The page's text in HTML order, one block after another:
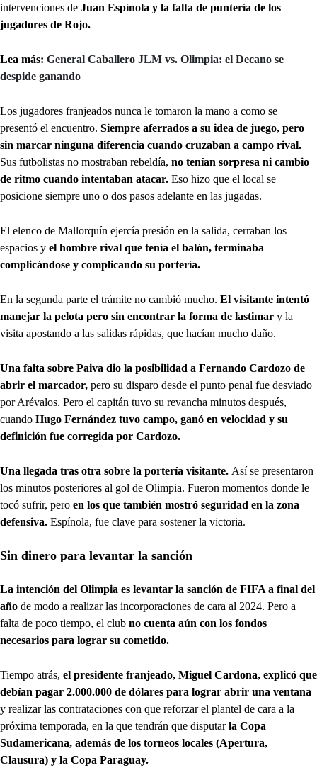
intervenciones de Juan Espínola y la falta de puntería de los
jugadores de Rojo.
Lea más: General Caballero JLM vs. Olimpia: el Decano se
despide ganando
Los jugadores franjeados nunca le tomaron la mano a como se
presentó el encuentro. Siempre aferrados a su idea de juego, pero
sin marcar ninguna diferencia cuando cruzaban a campo rival.
Sus futbolistas no mostraban rebeldía, no tenían sorpresa ni cambio
de ritmo cuando intentaban atacar. Eso hizo que el local se
posicione siempre uno o dos pasos adelante en las jugadas.
El elenco de Mallorquín ejercía presión en la salida, cerraban los
espacios y el hombre rival que tenía el balón, terminaba
complicándose y complicando su portería.
En la segunda parte el trámite no cambió mucho. El visitante intentó
manejar la pelota pero sin encontrar la forma de lastimar y la
visita apostando a las salidas rápidas, que hacían mucho daño.
Una falta sobre Paiva dio la posibilidad a Fernando Cardozo de
abrir el marcador, pero su disparo desde el punto penal fue desviado
por Arévalos. Pero el capitán tuvo su revancha minutos después,
cuando Hugo Fernández tuvo campo, ganó en velocidad y su
definición fue corregida por Cardozo.
Una llegada tras otra sobre la portería visitante. Así se presentaron
los minutos posteriores al gol de Olimpia. Fueron momentos donde le
tocó sufrir, pero en los que también mostró seguridad en la zona
defensiva. Espínola, fue clave para sostener la victoria.
Sin dinero para levantar la sanción
La intención del Olimpia es levantar la sanción de FIFA a final del
año de modo a realizar las incorporaciones de cara al 2024. Pero a
falta de poco tiempo, el club no cuenta aún con los fondos
necesarios para lograr su cometido.
Tiempo atrás, el presidente franjeado, Miguel Cardona, explicó que
debían pagar 2.000.000 de dólares para lograr abrir una ventana
y realizar las contrataciones con que reforzar el plantel de cara a la
próxima temporada, en la que tendrán que disputarla Copa
Sudamericana, además de los torneos locales (Apertura,
Clausura) y la Copa Paraguay.